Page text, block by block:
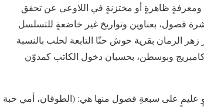
ومعرفةٍ ظاهرةٍ أو مختزنةٍ في اللاوعي عن تحقق
فصول، بعناوين وتواريخ غير خاضعةٍ للتسلسل
كما يبدو عام 1881 في ماردين، وينتهي عام 1951 في دير زهر الرمان بقرية حوش حنّا التابعة لحلب بالنسبة
بين صيف 2015 وربيع 2019 في دمشق، وكامبريج وبوسطن، بحسبان دخول الكاتب كمدوّن
عليمٍ على سبعةِ فصول منها هي: (الطوفان، أمي حبة